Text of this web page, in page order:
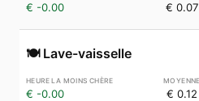
€ -0.00 € 0.07
🍽️ Lave-vaisselle
€ -0.00 € 0.12